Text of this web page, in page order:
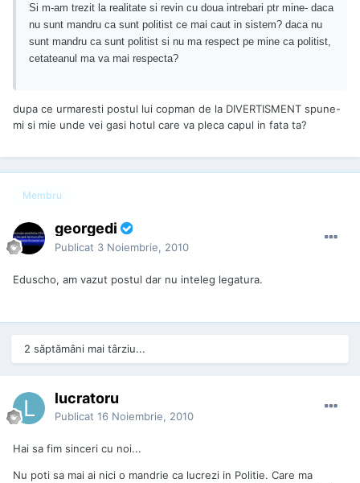
Si m-am trezit la realitate si revin cu doua intrebari ptr mine- daca
nu sunt mandru ca sunt politist ce mai caut in sistem? daca nu
sunt mandru ca sunt politist si nu ma respect pe mine ca politist,
cetateanul ma va mai respecta?
dupa ce urmaresti postul lui copman de la DIVERTISMENT spune-
mi si mie unde vei gasi hotul care va pleca capul in fata ta?
Membru
georgedi
Publicat 3 Noiembrie, 2010
Eduscho, am vazut postul dar nu inteleg legatura.
2 săptămâni mai târziu...
lucratoru
Publicat 16 Noiembrie, 2010
Hai sa fim sinceri cu noi...
Nu poti sa mai ai nici o mandrie ca lucrezi in Politie. Care ma